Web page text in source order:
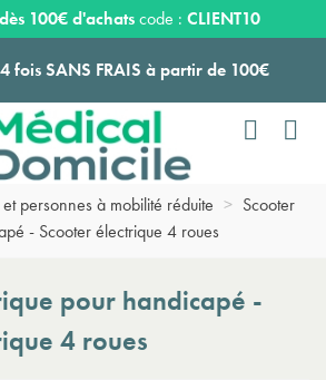
d'aide à la mobilité >
personnes à mobilité réduite > Scooter
- Scooter électrique 4 roues
pour handicapé -
4 roues
100€ d'achatscode : CLIENT10
fois SANS FRAIS à partir de 100€
sous 24 à 48 heures ouvrées*
dès 159€ d'achats !
sous 24 à 48 heures ouvrées*

